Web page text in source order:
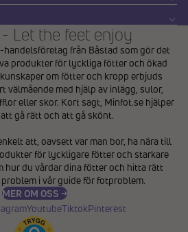
Let the feet enjoy
från Båstad som gör det
produkter för lyckliga fötter och ökad
om fötter och kropp erbjuds
välmående med hjälp av inlägg, sulor,
eller skor. Kort sagt, Minfot.se hjälper
gå rätt och att gå skönt.
att, oavsett var man bor, ha nära till
för lyckligare fötter och starkare
hur du vårdar dina fötter och hitta rätt
i vårguide för fotproblem.
MER OM OSS →
YoutubeTiktokPinterest